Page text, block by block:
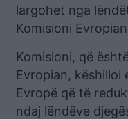
largohet nga
Komisioni
Komisioni, që
Evropian, këshilloi
Evropë që të
ndaj lëndëve